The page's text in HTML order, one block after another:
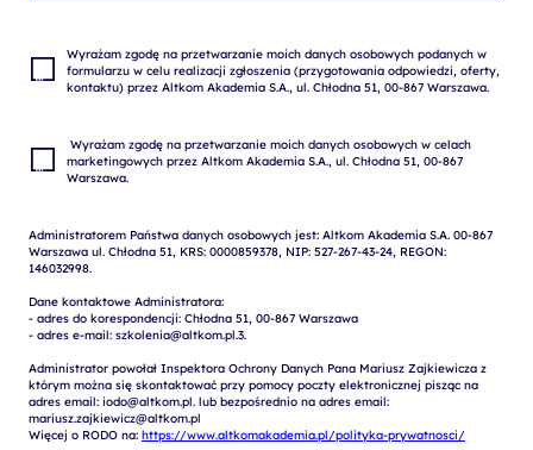
Wyrażam zgodę na przetwarzanie moich danych osobowych podanych w
formularzu w celu realizacji zgłoszenia (przygotowania odpowiedzi, oferty,
marketingowych przez Altkom Akademia S.A., ul. Chłodna 51, 00-867
Administratorem Państwa danych osobowych jest: Altkom Akademia S.A. 00-867
Warszawa ul. Chłodna 51, KRS: 0000859378, NIP: 527-267-43-24, REGON:
146032998.
Dane kontaktowe Administratora:
- adres do korespondencji: Chłodna 51, 00-867 Warszawa
- adres e-mail: szkolenia@altkom.pl.3.
Administrator powołał Inspektora Ochrony Danych Pana Mariusz Zajkiewicza z
którym można się skontaktować przy pomocy poczty elektronicznej pisząc na
adres email: iodo@altkom.pl. lub bezpośrednio na adres email:
mariusz.zajkiewicz@altkom.pl
Więcej o RODO na: https://www.altkomakademia.pl/polityka-prywatnosci/